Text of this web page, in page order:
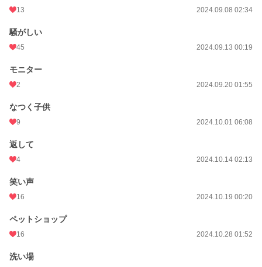
13 2024.09.08 02:34
騒がしい
45 2024.09.13 00:19
モニター
2 2024.09.20 01:55
なつく子供
9 2024.10.01 06:08
返して
4 2024.10.14 02:13
笑い声
16 2024.10.19 00:20
ペットショップ
16 2024.10.28 01:52
洗い場